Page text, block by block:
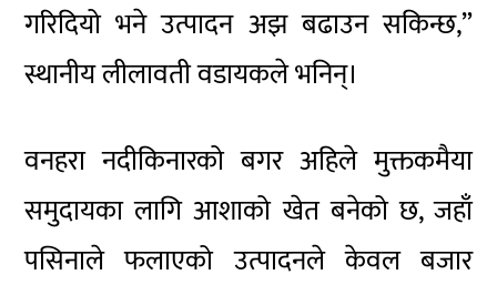
गरिदियो भने उत्पादन अझ बढाउन सकिन्छ,”
स्थानीय लीलावती वडायकले भनिन्।
वनहरा नदीकिनारको बगर अहिले मुक्तकमैया
समुदायका लागि आशाको खेत बनेको छ, जहाँ
पसिनाले फलाएको उत्पादनले केवल बजार